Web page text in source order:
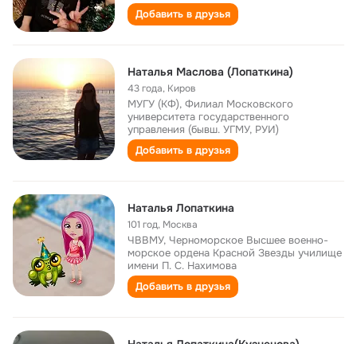
Добавить в друзья
Наталья Маслова (Лопаткина)
43 года, Киров
МУГУ (КФ), Филиал Московского
университета государственного
управления (бывш. УГМУ, РУИ)
Добавить в друзья
Наталья Лопаткина
101 год, Москва
ЧВВМУ, Черноморское Высшее военно-
морское ордена Красной Звезды училище
имени П. С. Нахимова
Добавить в друзья